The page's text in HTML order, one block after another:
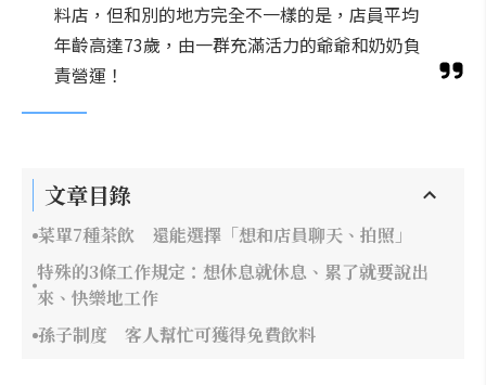
料店，但和別的地方完全不一樣的是，店員平均
年齡高達73歲，由一群充滿活力的爺爺和奶奶負
責營運！
文章目錄
菜單7種茶飲 還能選擇「想和店員聊天、拍照」
特殊的3條工作規定：想休息就休息、累了就要說出
來、快樂地工作
孫子制度 客人幫忙可獲得免費飲料